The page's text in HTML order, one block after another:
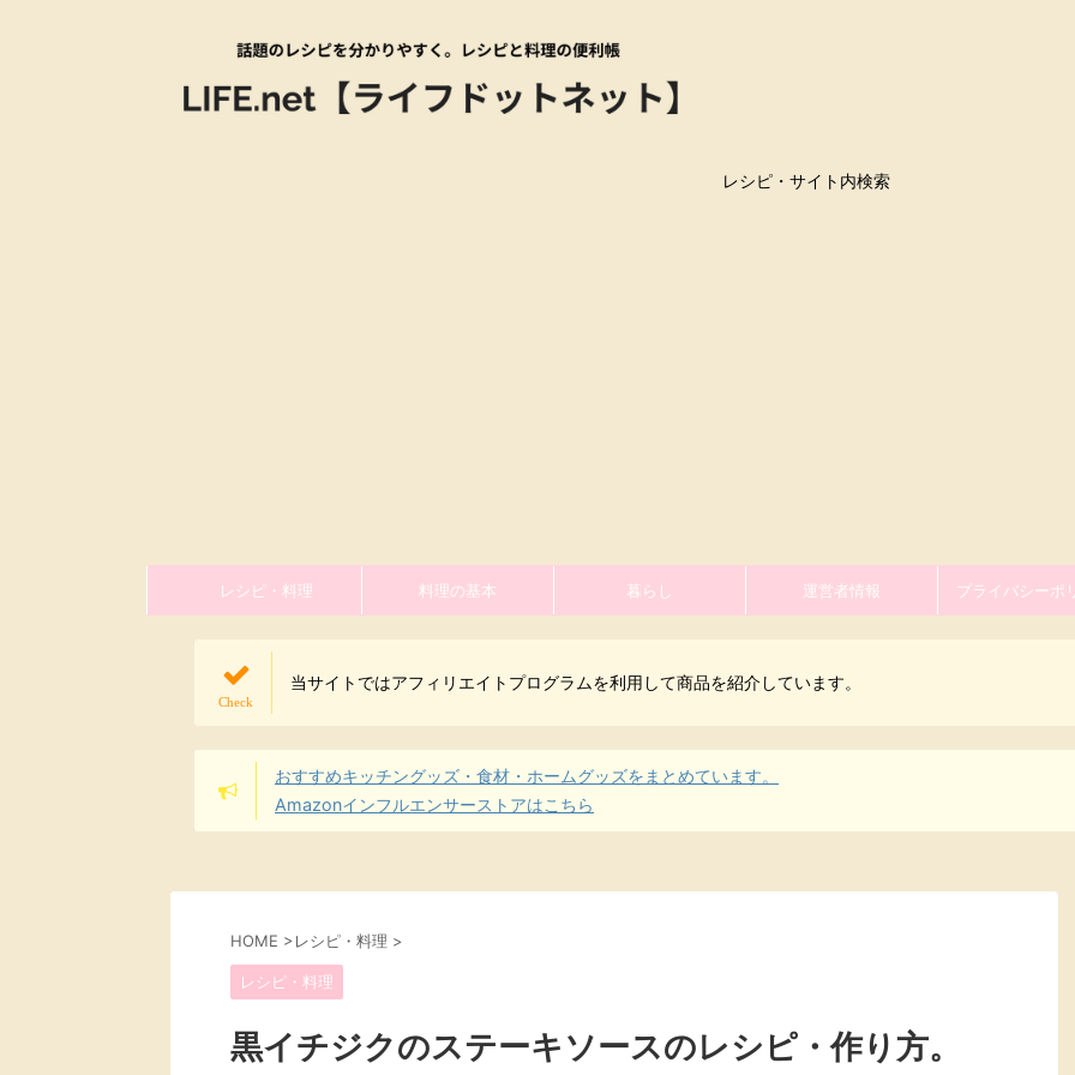
レシピ・サイト内検索
レシピ・料理 料理の基本 暮らし 運営者情報 プライバシーポ
当サイトではアフィリエイトプログラムを利用して商品を紹介しています。
おすすめキッチングッズ・食材・ホームグッズをまとめています。
Amazonインフルエンサーストアはこちら
HOME >レシピ・料理 >
レシピ・料理
黒イチジクのステーキソースのレシピ・作り方。